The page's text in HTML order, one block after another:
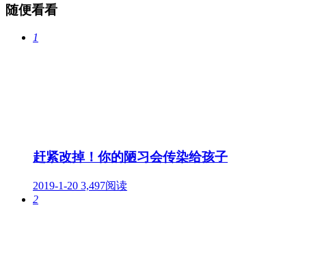
随便看看
1
赶紧改掉！你的陋习会传染给孩子
2019-1-20 3,497阅读
2